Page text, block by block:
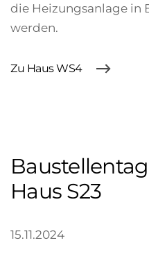
die Heizungsanlage in
werden.
Zu Haus WS4
Haus S23
15.11.2024